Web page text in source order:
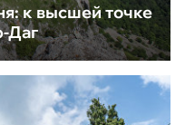
к высшей точке
Даг